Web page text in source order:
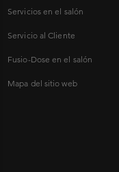
Servicios en el salón
Servicio al Cliente
Fusio-Dose en el salón
Mapa del sitio web